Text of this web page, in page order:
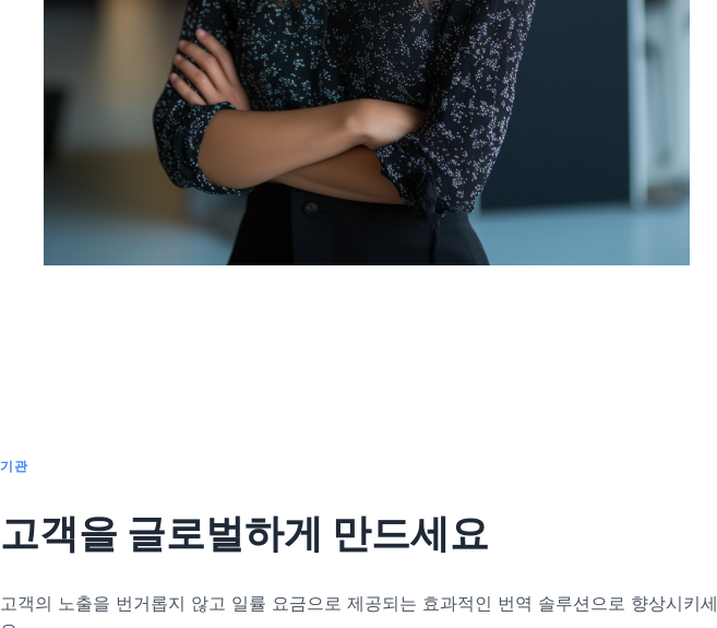
기관
고객을 글로벌하게 만드세요
고객의 노출을 번거롭지 않고 일률 요금으로 제공되는 효과적인 번역 솔루션으로 향상시키세